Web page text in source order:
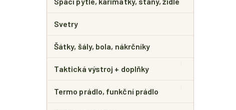
Svetry
Šátky, šály, bola, nákrčníky
Taktická výstroj + doplňky
Termo prádlo, funkční prádlo